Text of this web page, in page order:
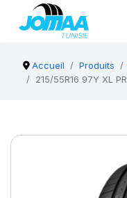
Accueil Produits
215/55R16 97Y XL